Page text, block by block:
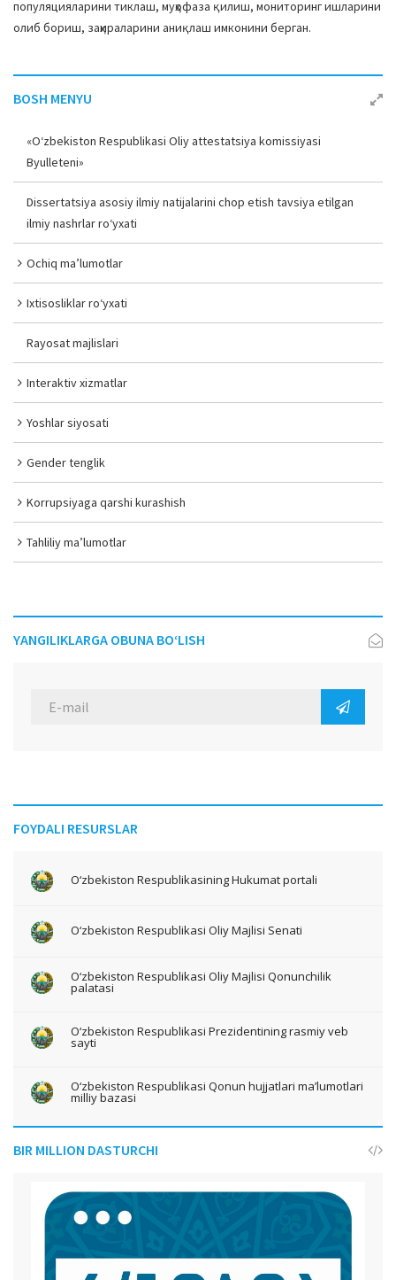
популяцияларини тиклаш, муҳофаза қилиш, мониторинг ишларини
олиб бориш, заҳираларини аниқлаш имконини берган.
BOSH MENYU
«O‘zbekiston Respublikasi Oliy attestatsiya komissiyasi
Byulleteni»
Dissertatsiya asosiy ilmiy natijalarini chop etish tavsiya etilgan
ilmiy nashrlar ro‘yxati
Ochiq ma’lumotlar
Ixtisosliklar ro‘yxati
Rayosat majlislari
Interaktiv xizmatlar
Yoshlar siyosati
Gender tenglik
Korrupsiyaga qarshi kurashish
Tahliliy ma’lumotlar
YANGILIKLARGA OBUNA BO‘LISH
FOYDALI RESURSLAR
O‘zbekiston Respublikasining Hukumat portali
O‘zbekiston Respublikasi Oliy Majlisi Senati
O‘zbekiston Respublikasi Oliy Majlisi Qonunchilik
palatasi
O‘zbekiston Respublikasi Prezidentining rasmiy veb
sayti
O‘zbekiston Respublikasi Qonun hujjatlari ma’lumotlari
milliy bazasi
BIR MILLION DASTURCHI